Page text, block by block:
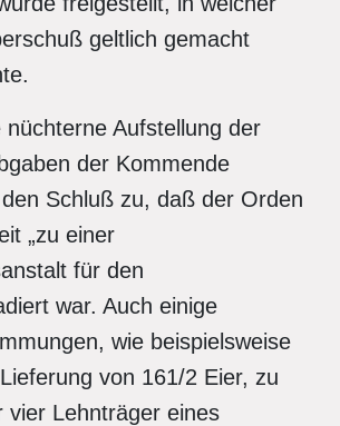
geltlich gemacht
nüchterne Aufstellung der
der Kommende
Schluß zu, daß der Orden
„zu einer
für den
war. Auch einige
wie beispielsweise
von 161/2 Eier, zu
vier Lehnträger eines